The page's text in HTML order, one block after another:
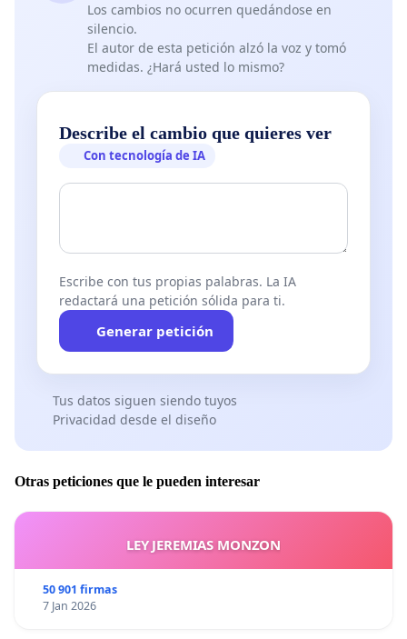
Los cambios no ocurren quedándose en
silencio.
El autor de esta petición alzó la voz y tomó
medidas. ¿Hará usted lo mismo?
Describe el cambio que quieres ver
Con tecnología de IA
Escribe con tus propias palabras. La IA
redactará una petición sólida para ti.
Generar petición
Tus datos siguen siendo tuyos
Privacidad desde el diseño
Otras peticiones que le pueden interesar
LEY JEREMIAS MONZON
50 901 firmas
7 Jan 2026